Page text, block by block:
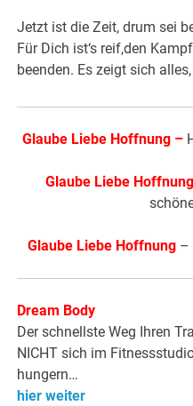
Jetzt ist die Zeit, drum sei
Für Dich ist‘s reif,den
beenden. Es zeigt sich
Glaube Liebe Hoffnung–
Glaube Liebe Hoffnung
Glaube Liebe Hoffnung –
Dream Body
Der schnellste Weg Ihren
NICHT sich im
hungern…
hier weiter